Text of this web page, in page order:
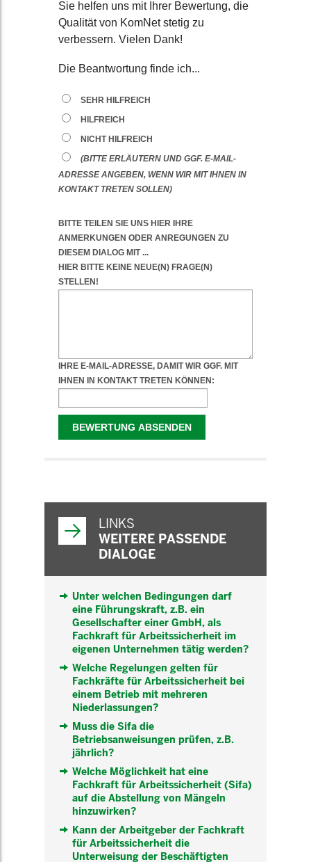
LINKS
WEITERE PASSENDE
DIALOGE
Unter welchen Bedingungen darf
eine Führungskraft, z.B. ein
Gesellschafter einer GmbH, als
Fachkraft für Arbeitssicherheit im
eigenen Unternehmen tätig werden?
Welche Regelungen gelten für
Fachkräfte für Arbeitssicherheit bei
einem Betrieb mit mehreren
Niederlassungen?
Muss die Sifa die
Betriebsanweisungen prüfen, z.B.
jährlich?
Welche Möglichkeit hat eine
Fachkraft für Arbeitssicherheit (Sifa)
auf die Abstellung von Mängeln
hinzuwirken?
Kann der Arbeitgeber der Fachkraft
für Arbeitssicherheit die
Unterweisung der Beschäftigten